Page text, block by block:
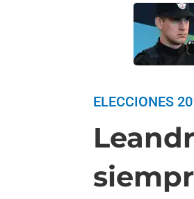
ELECCIONES